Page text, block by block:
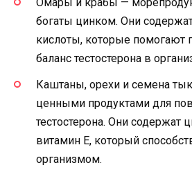
богаты цинком. Они
кислоты, которые помогают
баланс тестостерона в
Каштаны, орехи и семена
ценными продуктами для
тестостерона. Они содержат
витамин Е, который
организмом.